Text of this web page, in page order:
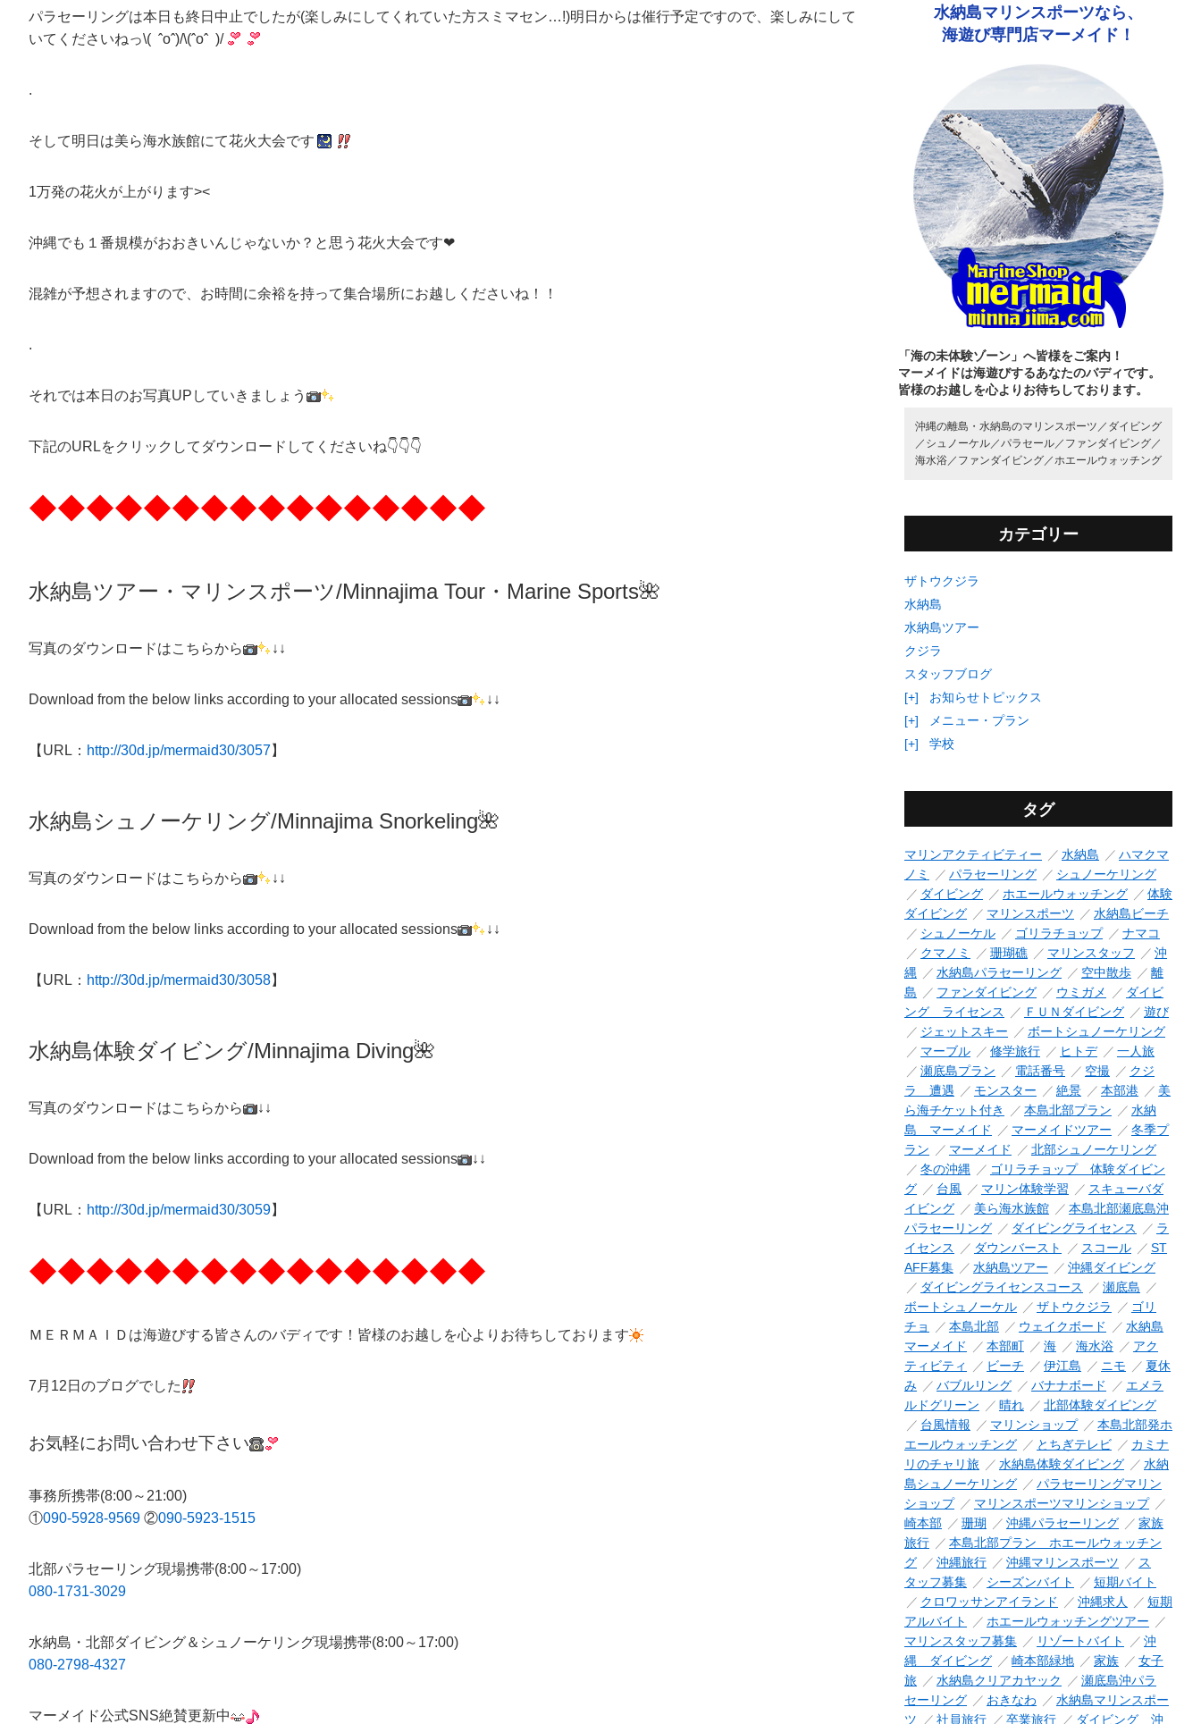
パラセーリングは本日も終日中止でしたが(楽しみにしてくれていた方スミマセン…!)明日からは催行予定ですので、楽しみにして
いてくださいねっ\( ˆoˆ)/\(ˆoˆ )/
.
そして明日は美ら海水族館にて花火大会です
1万発の花火が上がります><
沖縄でも１番規模がおおきいんじゃないか？と思う花火大会です❤︎
混雑が予想されますので、お時間に余裕を持って集合場所にお越しくださいね！！
.
それでは本日のお写真UPしていきましょう
下記のURLをクリックしてダウンロードしてくださいね👇👇👇
◆◆◆◆◆◆◆◆◆◆◆◆◆◆◆◆
水納島ツアー・マリンスポーツ/Minnajima Tour・Marine Sports🌺
写真のダウンロードはこちらから ↓↓
Download from the below links according to your allocated sessions ↓↓
【URL： http://30d.jp/mermaid30/3057】
水納島シュノーケリング/Minnajima Snorkeling🌺
写真のダウンロードはこちらから ↓↓
Download from the below links according to your allocated sessions ↓↓
【URL： http://30d.jp/mermaid30/3058】
水納島体験ダイビング/Minnajima Diving🌺
写真のダウンロードはこちらから ↓↓
Download from the below links according to your allocated sessions ↓↓
【URL： http://30d.jp/mermaid30/3059】
◆◆◆◆◆◆◆◆◆◆◆◆◆◆◆◆
ＭＥＲＭＡＩＤは海遊びする皆さんのバディです！皆様のお越しを心よりお待ちしております
7月12日のブログでした
お気軽にお問い合わせ下さい
事務所携帯(8:00～21:00)
①090-5928-9569 ②090-5923-1515
北部パラセーリング現場携帯(8:00～17:00)
080-1731-3029
水納島・北部ダイビング＆シュノーケリング現場携帯(8:00～17:00)
080-2798-4327
マーメイド公式SNS絶賛更新中
水納島マリンスポーツなら、
海遊び専門店マーメイド！
「海の未体験ゾーン」へ皆様をご案内！
マーメイドは海遊びするあなたのバディです。
皆様のお越しを心よりお待ちしております。
沖縄の離島・水納島のマリンスポーツ／ ダイビング
／ シュノーケル／ パラセール／ ファンダイビング／
海水浴／ ファンダイビング／ ホエールウォッチング
カテゴリー
ザトウクジラ
水納島
水納島ツアー
クジラ
スタッフブログ
[+]
お知らせトピックス
[+]
メニュー・プラン
[+]
学校
タグ
マリンアクティビティー 水納島
ハマクマ
ノミ
パラセーリング
シュノーケリング
ダイビング
ホエールウォッチング
体験
ダイビング
マリンスポーツ
水納島ビーチ
シュノーケル
ゴリラチョップ
ナマコ
クマノミ
珊瑚礁 マリンスタッフ
沖
縄
水納島パラセーリング 空中散歩
離
島
ファンダイビング ウミガメ
ダイビ
ング ライセンス
ＦＵＮダイビング
遊び
ジェットスキー
ボートシュノーケリング
マーブル
修学旅行 ヒトデ
一人旅
瀬底島プラン
電話番号 空撮
クジ
ラ 遭遇
モンスター 絶景 本部港
美
ら海チケット付き
本島北部プラン
水納
島 マーメイド
マーメイドツアー
冬季プ
ラン
マーメイド
北部シュノーケリング
冬の沖縄
ゴリラチョップ 体験ダイビン
グ
台風 マリン体験学習
スキューバダ
イビング
美ら海水族館
本島北部瀬底島沖
パラセーリング
ダイビングライセンス
ラ
イセンス
ダウンバースト スコール
ST
AFF募集
水納島ツアー
沖縄ダイビング
ダイビングライセンスコース
瀬底島
ボートシュノーケル
ザトウクジラ
ゴリ
チョ
本島北部 ウェイクボード
水納島
マーメイド
本部町 海 海水浴
アク
ティビティ
ビーチ 伊江島 ニモ
夏休
み
バブルリング バナナボード
エメラ
ルドグリーン
晴れ
北部体験ダイビング
台風情報
マリンショップ
本島北部発ホ
エールウォッチング
とちぎテレビ
カミナ
リのチャリ旅
水納島体験ダイビング
水納
島シュノーケリング
パラセーリングマリン
ショップ
マリンスポーツマリンショップ
崎本部
珊瑚 沖縄パラセーリング
家族
旅行
本島北部プラン ホエールウォッチン
グ
沖縄旅行 沖縄マリンスポーツ
ス
タッフ募集
シーズンバイト
短期バイト
クロワッサンアイランド
沖縄求人
短期
アルバイト
ホエールウォッチングツアー
マリンスタッフ募集
リゾートバイト
沖
縄 ダイビング
崎本部緑地 家族
女子
旅
水納島クリアカヤック
瀬底島沖パラ
セーリング
おきなわ
水納島マリンスポー
ツ
社員旅行 卒業旅行 ダイビング 沖